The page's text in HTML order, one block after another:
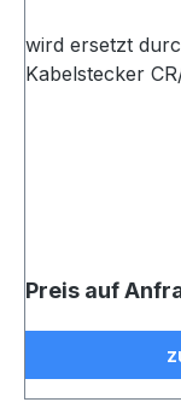
wird ersetzt
Kabelstecker
Preis auf